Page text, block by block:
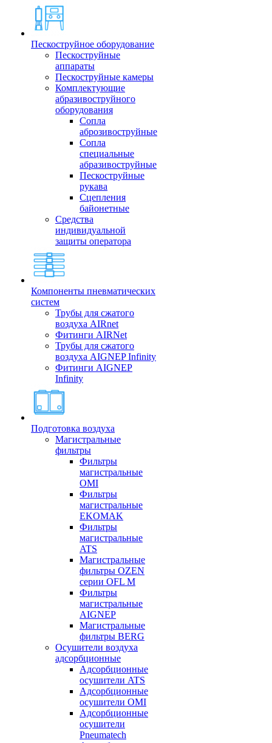
Пескоструйное оборудование
Пескоструйные
аппараты
Пескоструйные камеры
Комплектующие
абразивоструйного
оборудования
Сопла
аброзивоструйные
Сопла
специальные
абразивоструйные
Пескоструйные
рукава
Сцепления
байонетные
Средства
индивидуальной
защиты оператора
Компоненты пневматических
систем
Трубы для сжатого
воздуха AIRnet
Фитинги AIRNet
Трубы для сжатого
воздуха AIGNEP Infinity
Фитинги AIGNEP
Infinity
Подготовка воздуха
Магистральные
фильтры
Фильтры
магистральные
OMI
Фильтры
магистральные
EKOMAK
Фильтры
магистральные
ATS
Магистральные
фильтры OZEN
серии OFL M
Фильтры
магистральные
AIGNEP
Магистральные
фильтры BERG
Осушители воздуха
адсорбционные
Адсорбционные
осушители ATS
Адсорбционные
осушители OMI
Адсорбционные
осушители
Pneumatech